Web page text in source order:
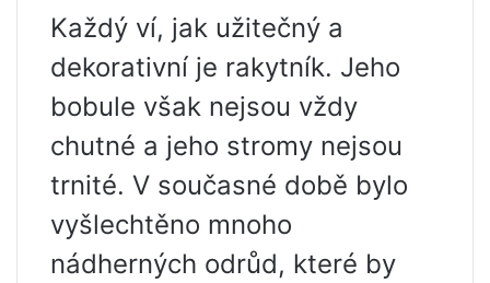
Každý ví, jak užitečný a
dekorativní je rakytník. Jeho
bobule však nejsou vždy
chutné a jeho stromy nejsou
trnité. V současné době bylo
vyšlechtěno mnoho
nádherných odrůd, které by